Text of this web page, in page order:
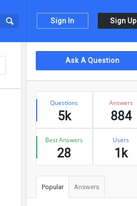
Sign In Sign Up
Sidebar
Ask A Question
StatsQuestions
5k
Answers
884
Best Answers
28
Users
1k
Popular Answers